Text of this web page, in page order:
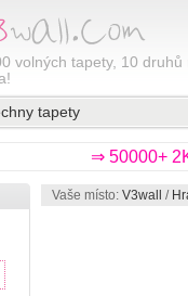
volných tapety, 10 druhů
tapety
⇒ 50000+
Vaše místo: V3wall /